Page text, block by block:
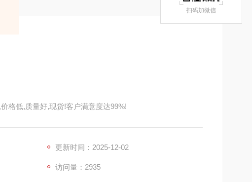
格低,质量好,现货!客户满意度达99%!
更新时间：2025-12-02
访问量：2935
扫码加微信